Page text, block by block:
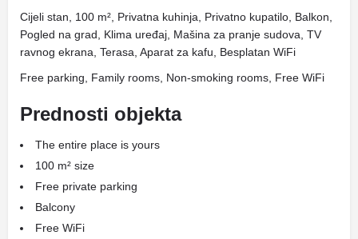
Cijeli stan, 100 m², Privatna kuhinja, Privatno kupatilo, Balkon,
Pogled na grad, Klima uređaj, Mašina za pranje sudova, TV
ravnog ekrana, Terasa, Aparat za kafu, Besplatan WiFi
Free parking, Family rooms, Non-smoking rooms, Free WiFi
Prednosti objekta
The entire place is yours
100 m² size
Free private parking
Balcony
Free WiFi